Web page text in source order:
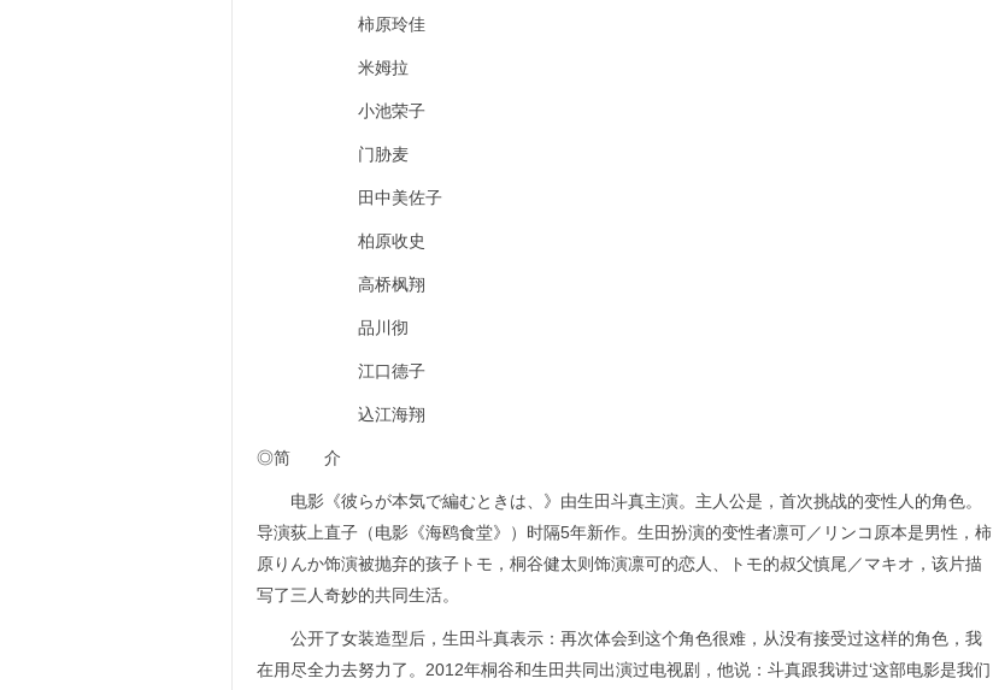
柿原玲佳
米姆拉
小池荣子
门胁麦
田中美佐子
柏原收史
高桥枫翔
品川彻
江口德子
込江海翔
◎简 介
电影《彼らが本気で編むときは、》由生田斗真主演。主人公是，首次挑战的变性人的角色。
导演荻上直子（电影《海鸥食堂》）时隔5年新作。生田扮演的变性者凛可／リンコ原本是男性，柿
原りんか饰演被抛弃的孩子トモ，桐谷健太则饰演凛可的恋人、トモ的叔父慎尾／マキオ，该片描
写了三人奇妙的共同生活。
公开了女装造型后，生田斗真表示：再次体会到这个角色很难，从没有接受过这样的角色，我
在用尽全力去努力了。2012年桐谷和生田共同出演过电视剧，他说：斗真跟我讲过‘这部电影是我们